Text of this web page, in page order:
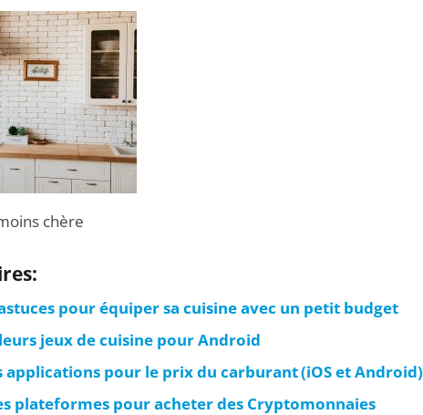
chère
pour équiper sa cuisine avec un petit budget
jeux de cuisine pour Android
applications pour le prix du carburant (iOS et Android)
plateformes pour acheter des Cryptomonnaies